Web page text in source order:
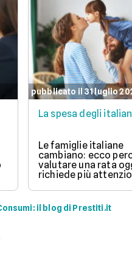
pubblicato il 31 luglio
La spesa degli
Le famiglie italiane
cambiano: ecco
valutare una rata
richiede più
il blog di Prestiti.it